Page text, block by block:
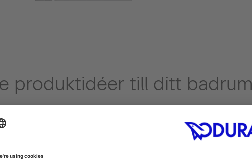
produktidéer till ditt